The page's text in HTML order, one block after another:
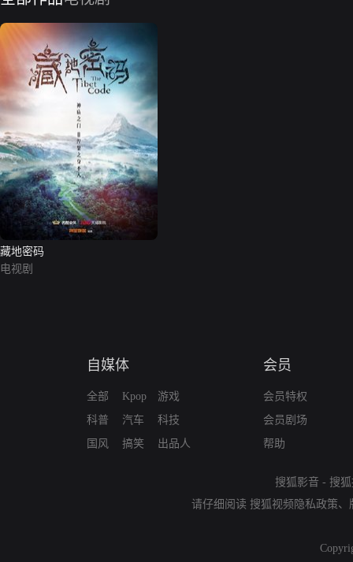
藏地密码
电视剧
自媒体
全部
科普
国风
Kpop
汽车
搞笑
游戏
科技
出品人
会员
会员特权
会员剧场
帮助
搜狐影音 - 搜
请仔细阅读 搜狐视频隐私政策、